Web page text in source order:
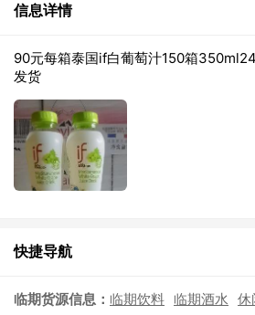
信息详情
90元每箱泰国if白葡萄汁150箱
发货
快捷导航
临期货源信息： 临期饮料 临期酒水 休